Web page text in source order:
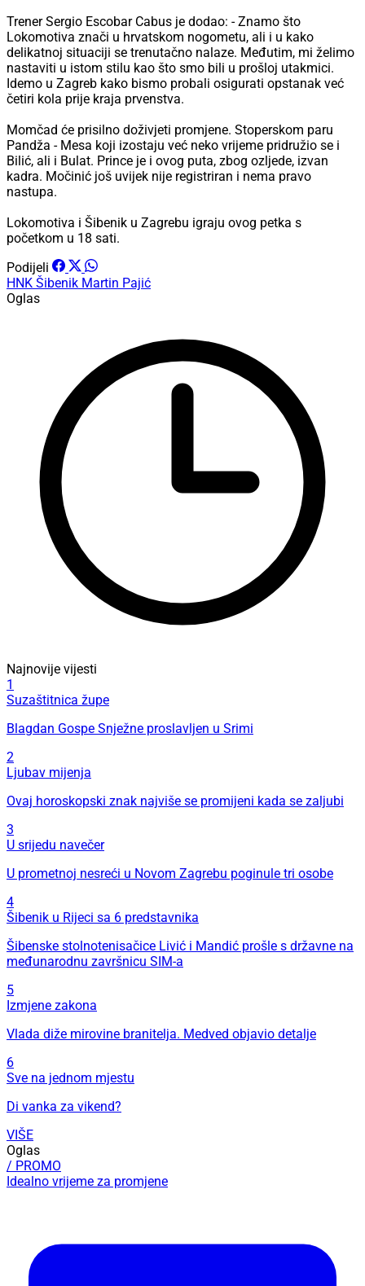
Trener Sergio Escobar Cabus je dodao: - Znamo što
Lokomotiva znači u hrvatskom nogometu, ali i u kako
delikatnoj situaciji se trenutačno nalaze. Međutim, mi želimo
nastaviti u istom stilu kao što smo bili u prošloj utakmici.
Idemo u Zagreb kako bismo probali osigurati opstanak već
četiri kola prije kraja prvenstva.
Momčad će prisilno doživjeti promjene. Stoperskom paru
Pandža - Mesa koji izostaju već neko vrijeme pridružio se i
Bilić, ali i Bulat. Prince je i ovog puta, zbog ozljede, izvan
kadra. Močinić još uvijek nije registriran i nema pravo
nastupa.
Lokomotiva i Šibenik u Zagrebu igraju ovog petka s
početkom u 18 sati.
Podijeli
HNK Šibenik Martin Pajić
Oglas
Najnovije vijesti
1
Suzaštitnica župe
Blagdan Gospe Snježne proslavljen u Srimi
2
Ljubav mijenja
Ovaj horoskopski znak najviše se promijeni kada se zaljubi
3
U srijedu navečer
U prometnoj nesreći u Novom Zagrebu poginule tri osobe
4
Šibenik u Rijeci sa 6 predstavnika
Šibenske stolnotenisačice Livić i Mandić prošle s državne na
međunarodnu završnicu SIM-a
5
Izmjene zakona
Vlada diže mirovine branitelja. Medved objavio detalje
6
Sve na jednom mjestu
Di vanka za vikend?
VIŠE
Oglas
/ PROMO
Idealno vrijeme za promjene